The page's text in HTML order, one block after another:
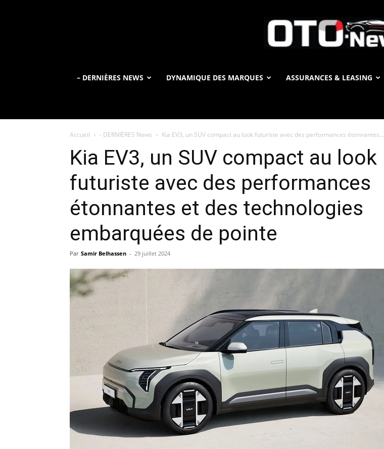
OTO
News
– DERNIÈRES NEWS DYNAMIQUE DES MARQUES ASSURANCES & LEASING
Accueil - DERNIÈRES News Kia EV3, un SUV compact au look futuriste avec des performances étonnantes...
Kia EV3, un SUV compact au look
futuriste avec des performances
étonnantes et des technologies
embarquées de pointe
Par Samir Belhassen - 29 juillet 2024